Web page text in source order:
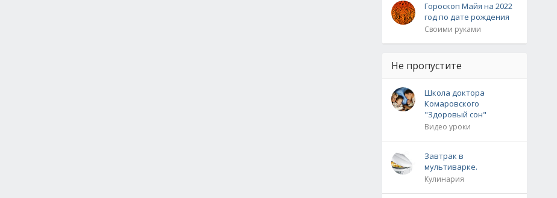
Гороскоп Майя на 2022
год по дате рождения
Своими руками
Не пропустите
Школа доктора
Комаровского
"Здоровый сон"
Видео уроки
Завтрак в
мультиварке.
Кулинария